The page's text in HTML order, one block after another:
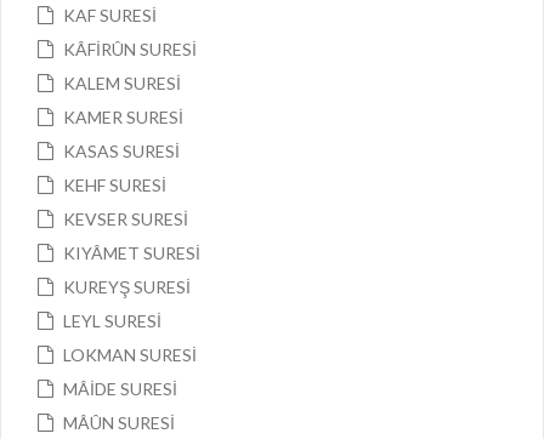
KAF SURESİ
KÂFİRÛN SURESİ
KALEM SURESİ
KAMER SURESİ
KASAS SURESİ
KEHF SURESİ
KEVSER SURESİ
KIYÂMET SURESİ
KUREYŞ SURESİ
LEYL SURESİ
LOKMAN SURESİ
MÂİDE SURESİ
MÂÛN SURESİ